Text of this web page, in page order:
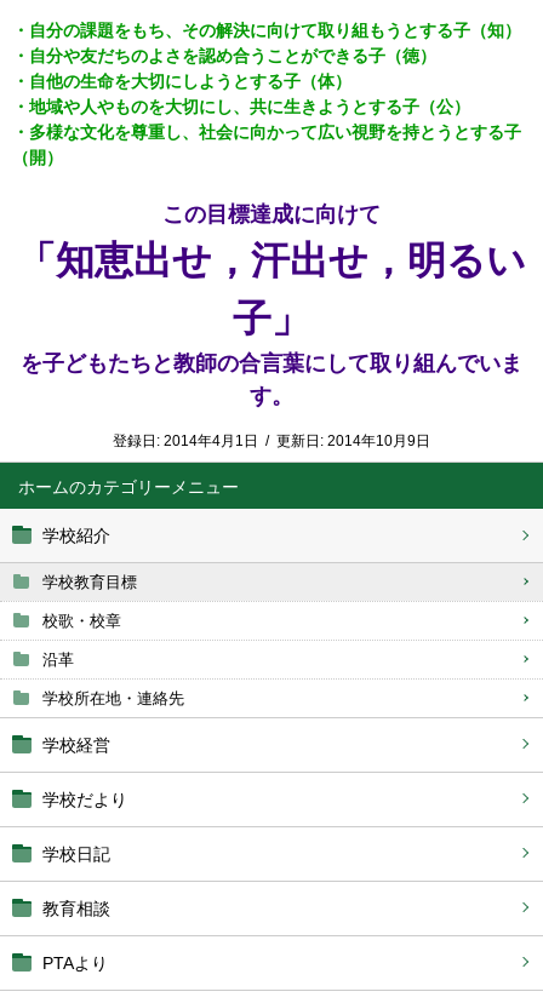
ホーム
学校紹介
学校教育目標
校歌・校章
沿革
学校所在地・連絡先
学校経営
学校だより
学校日記
教育相談
PTAより
・自分の課題をもち、その解決に向けて取り組もうとする子（知）
・自分や友だちのよさを認め合うことができる子（徳）
・自他の生命を大切にしようとする子（体）
・地域や人やものを大切にし、共に生きようとする子（公）
・多様な文化を尊重し、社会に向かって広い視野を持とうとする子
（開）
この目標達成に向けて
「知恵出せ，汗出せ，明るい
子」
を子どもたちと教師の合言葉にして取り組んでいま
す。
登録日: 2014年4月1日 / 更新日: 2014年10月9日